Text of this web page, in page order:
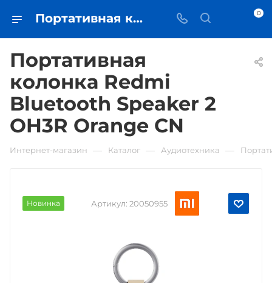
Портативная колонка Redmi Bluetooth Speaker 2 OH3R Orange CN • купить в Самаре - iЧехол 0
Портативная
колонка Redmi
Bluetooth Speaker 2
OH3R Orange CN
Интернет-магазин Каталог Аудиотехника
Новинка Артикул: 20050955